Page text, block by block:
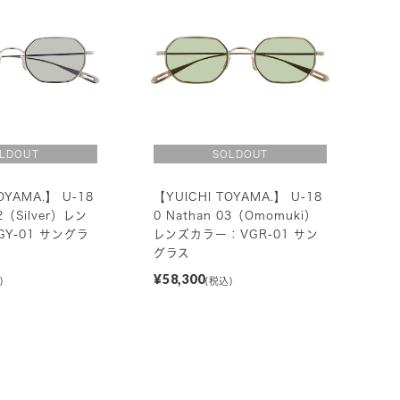
】 U-18
Silver）レン
01 サングラ
【YUICHI TOYAMA.】 U-18
0 Nathan 03（Omomuki）
レンズカラー：VGR-01 サン
グラス
¥58,300(税込)